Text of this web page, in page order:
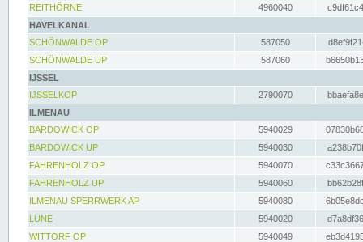
REITHÖRNE
4960040
HAVELKANAL
SCHÖNWALDE OP
587050
SCHÖNWALDE UP
587060
IJSSEL
IJSSELKOP
2790070
ILMENAU
BARDOWICK OP
5940029
BARDOWICK UP
5940030
FAHRENHOLZ OP
5940070
FAHRENHOLZ UP
5940060
ILMENAU SPERRWERK AP
5940080
LÜNE
5940020
WITTORF OP
5940049